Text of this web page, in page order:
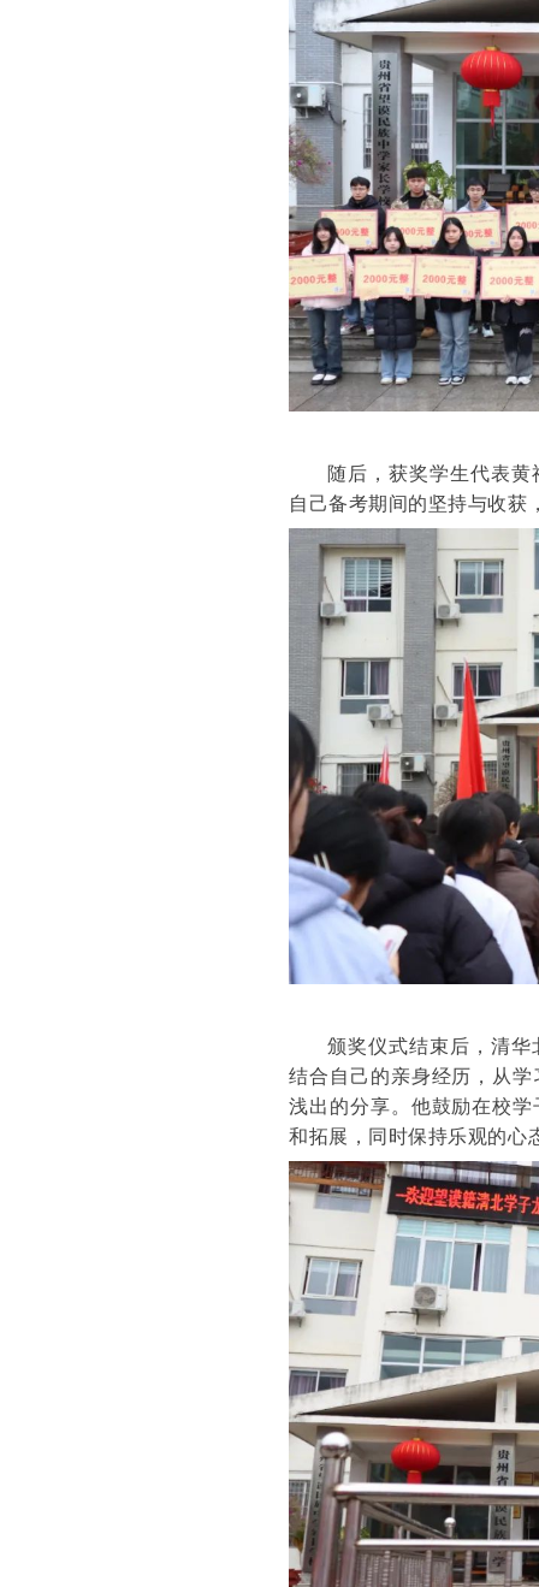
随后，获奖学生代表
自己备考期间的坚持与收获
颁奖仪式结束后，清
结合自己的亲身经历，从
浅出的分享。他鼓励在校
和拓展，同时保持乐观的心